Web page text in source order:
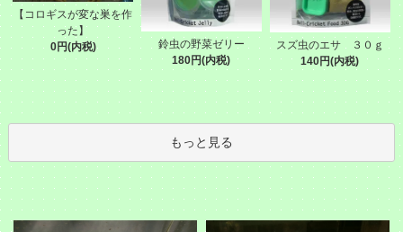
【コロギスが変な巣を作
った】
0円(内税)
鈴虫の野菜ゼリー
180円(内税)
スズ虫のエサ ３０ｇ
140円(内税)
もっと見る